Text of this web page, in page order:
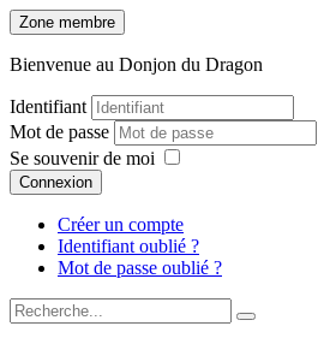
Zone membre
Bienvenue au Donjon du Dragon
Identifiant
Mot de passe
Se souvenir de moi
Connexion
Créer un compte
Identifiant oublié ?
Mot de passe oublié ?